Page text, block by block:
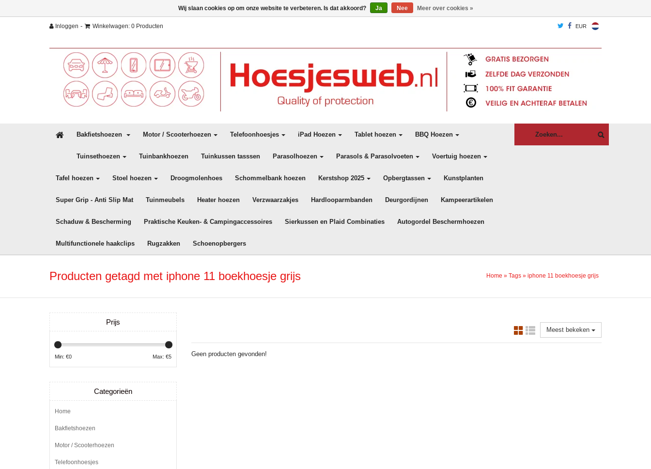
Inloggen - Winkelwagen: 0 Producten EUR
Bakfietshoezen Motor / Scooterhoezen Telefoonhoesjes iPad Hoezen Tablet hoezen BBQ Hoezen
Tuinsethoezen Tuinbankhoezen Tuinkussen tasssen Parasolhoezen Parasols & Parasolvoeten Voertuig hoezen
Tafel hoezen Stoel hoezen Droogmolenhoes Schommelbank hoezen Kerstshop 2025 Opbergtassen Kunstplanten
Super Grip - Anti Slip Mat Tuinmeubels Heater hoezen Verzwaarzakjes Hardlooparmbanden Deurgordijnen Kampeerartikelen
Schaduw & Bescherming Praktische Keuken- & Campingaccessoires Sierkussen en Plaid Combinaties Autogordel Beschermhoezen
Multifunctionele haakclips Rugzakken Schoenopbergers
Producten getagd met iphone 11 boekhoesje grijs Home » Tags » iphone 11 boekhoesje grijs
Meest bekeken
Geen producten gevonden!
Prijs
Min: €0 Max: €5
Categorieën
Home
Bakfietshoezen
Motor / Scooterhoezen
Telefoonhoesjes
Wij slaan cookies op om onze website te verbeteren. Is dat akkoord? Ja Nee Meer over cookies »